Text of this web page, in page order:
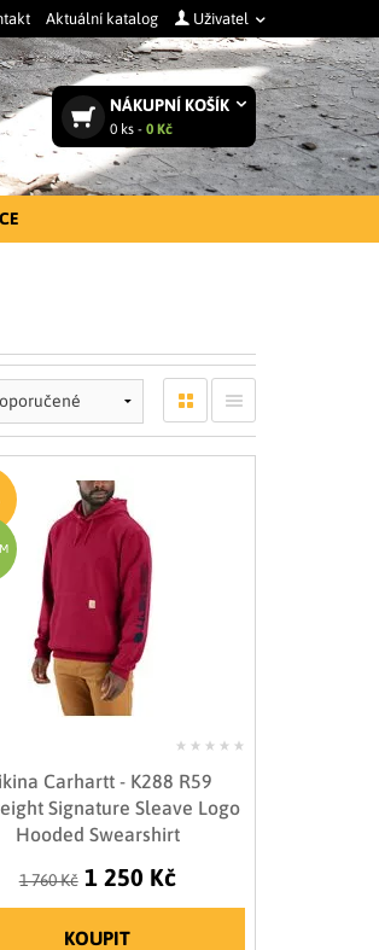
Aktuální katalog Uživatel
NÁKUPNÍ KOŠÍK
0 ks - 0 Kč
Carhartt - K288 R59
Signature Sleave Logo
Hooded Swearshirt
1 760 Kč 1 250 Kč
KOUPIT